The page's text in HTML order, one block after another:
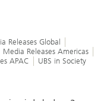
Releases Global
Media Releases Americas
APAC UBS in Society